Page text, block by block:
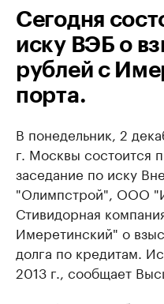
Сегодня
иску ВЭБ о
рублей с
порта.
В понедельник, 2
г. Москвы состоится
заседание по иску
"Олимпстрой", ООО
Стивидорная
Имеретинский" о
долга по кредитам.
2013 г., сообщает